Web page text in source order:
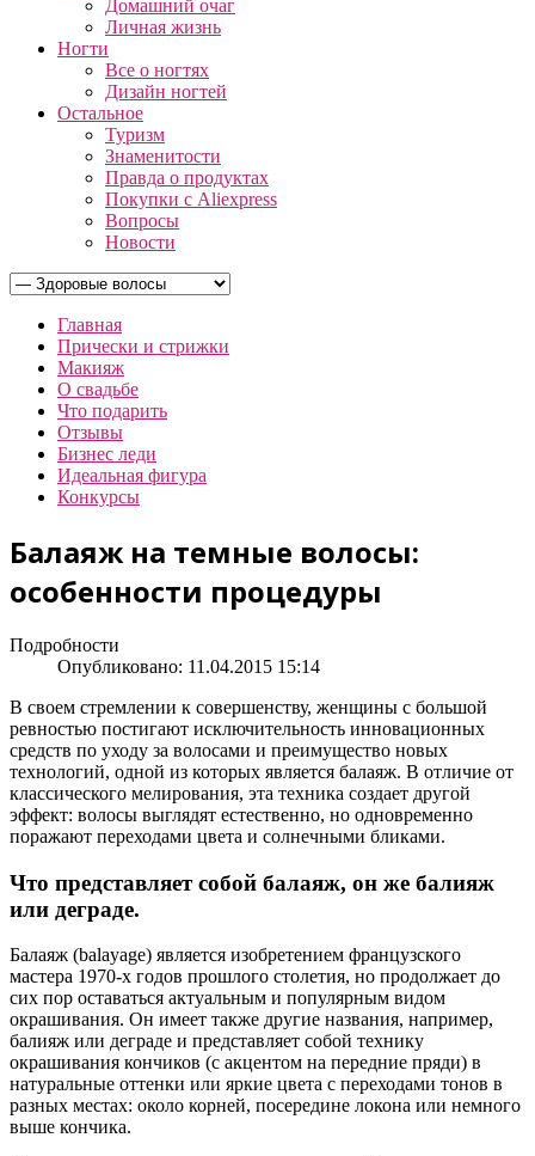
Домашний очаг
Личная жизнь
Ногти
Все о ногтях
Дизайн ногтей
Остальное
Туризм
Знаменитости
Правда о продуктах
Покупки с Aliexpress
Вопросы
Новости
Главная
Прически и стрижки
Макияж
О свадьбе
Что подарить
Отзывы
Бизнес леди
Идеальная фигура
Конкурсы
Балаяж на темные волосы:
особенности процедуры
Подробности
Опубликовано: 11.04.2015 15:14
В своем стремлении к совершенству, женщины с большой
ревностью постигают исключительность инновационных
средств по уходу за волосами и преимущество новых
технологий, одной из которых является балаяж. В отличие от
классического мелирования, эта техника создает другой
эффект: волосы выглядят естественно, но одновременно
поражают переходами цвета и солнечными бликами.
Что представляет собой балаяж, он же балияж
или деграде.
Балаяж (balayage) является изобретением французского
мастера 1970-х годов прошлого столетия, но продолжает до
сих пор оставаться актуальным и популярным видом
окрашивания. Он имеет также другие названия, например,
балияж или деграде и представляет собой технику
окрашивания кончиков (с акцентом на передние пряди) в
натуральные оттенки или яркие цвета с переходами тонов в
разных местах: около корней, посередине локона или немного
выше кончика.